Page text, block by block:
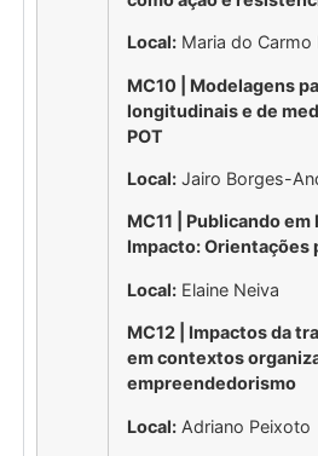
Local:Maria do Carmo
MC10 | Modelagens
longitudinais e de
POT
Local:Jairo Borges-
MC11 | Publicando
Impacto: Orientações
Local:Elaine Neiva
MC12 | Impactos da
em contextos
empreendedorismo
Local:Adriano Peixoto